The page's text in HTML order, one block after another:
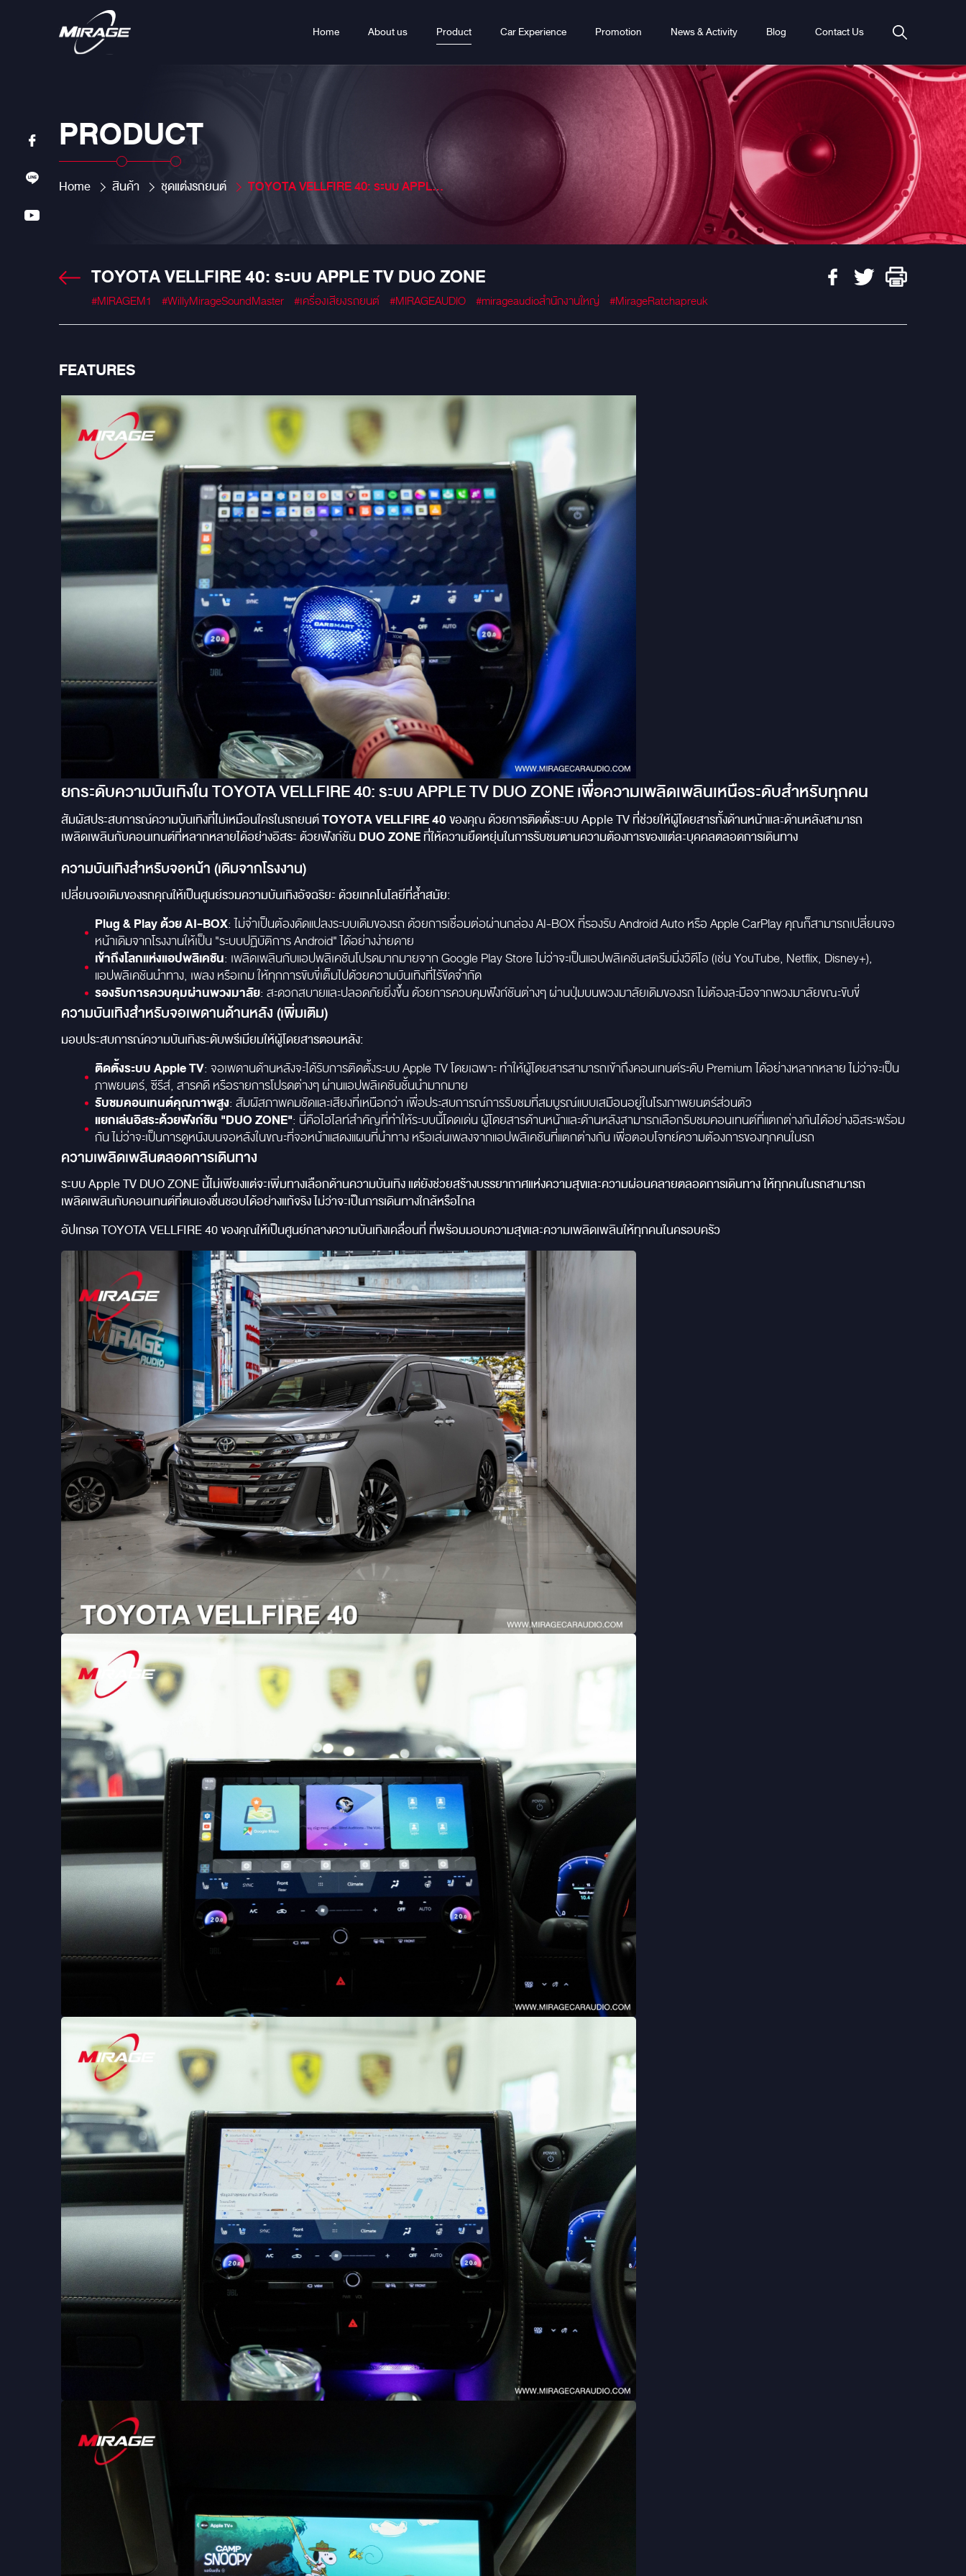
Home About us Product Car Experience Promotion News & Activity Blog Contact Us
PRODUCT
Home สินค้า ชุดแต่งรถยนต์ TOYOTA VELLFIRE 40: ระบบ APPLE TV DUO ZONE
TOYOTA VELLFIRE 40: ระบบ APPLE TV DUO ZONE
#MIRAGEM1 #WillyMirageSoundMaster #เครื่องเสียงรถยนต์ #MIRAGEAUDIO #mirageaudioสำนักงานใหญ่ #MirageRatchapreuk
FEATURES
ยกระดับความบันเทิงใน TOYOTA VELLFIRE 40: ระบบ APPLE TV DUO ZONE เพื่อความเพลิดเพลินเหนือระดับสำหรับทุกคน
สัมผัสประสบการณ์ความบันเทิงที่ไม่เหมือนใครในรถยนต์TOYOTA VELLFIRE 40ของคุณ ด้วยการติดตั้งระบบ Apple TV ที่ช่วยให้ผู้โดยสารทั้งด้านหน้าและด้านหลังสามารถ
เพลิดเพลินกับคอนเทนต์ที่หลากหลายได้อย่างอิสระ ด้วยฟังก์ชันDUO ZONEที่ให้ความยืดหยุ่นในการรับชมตามความต้องการของแต่ละบุคคลตลอดการเดินทาง
ความบันเทิงสำหรับจอหน้า (เดิมจากโรงงาน)
เปลี่ยนจอเดิมของรถคุณให้เป็นศูนย์รวมความบันเทิงอัจฉริยะ ด้วยเทคโนโลยีที่ล้ำสมัย:
Plug & Play ด้วย AI-BOX: ไม่จำเป็นต้องดัดแปลงระบบเดิมของรถ ด้วยการเชื่อมต่อผ่านกล่อง AI-BOX ที่รองรับ Android Auto หรือ Apple CarPlay คุณก็สามารถเปลี่ยนจอ
หน้าเดิมจากโรงงานให้เป็น "ระบบปฏิบัติการ Android" ได้อย่างง่ายดาย
เข้าถึงโลกแห่งแอปพลิเคชัน: เพลิดเพลินกับแอปพลิเคชันโปรดมากมายจาก Google Play Store ไม่ว่าจะเป็นแอปพลิเคชันสตรีมมิ่งวิดีโอ (เช่น YouTube, Netflix, Disney+),
แอปพลิเคชันนำทาง, เพลง หรือเกม ให้ทุกการขับขี่เต็มไปด้วยความบันเทิงที่ไร้ขีดจำกัด
รองรับการควบคุมผ่านพวงมาลัย: สะดวกสบายและปลอดภัยยิ่งขึ้น ด้วยการควบคุมฟังก์ชันต่างๆ ผ่านปุ่มบนพวงมาลัยเดิมของรถ ไม่ต้องละมือจากพวงมาลัยขณะขับขี่
ความบันเทิงสำหรับจอเพดานด้านหลัง (เพิ่มเติม)
มอบประสบการณ์ความบันเทิงระดับพรีเมียมให้ผู้โดยสารตอนหลัง:
ติดตั้งระบบ Apple TV: จอเพดานด้านหลังจะได้รับการติดตั้งระบบ Apple TV โดยเฉพาะ ทำให้ผู้โดยสารสามารถเข้าถึงคอนเทนต์ระดับ Premium ได้อย่างหลากหลาย ไม่ว่าจะเป็น
ภาพยนตร์, ซีรีส์, สารคดี หรือรายการโปรดต่างๆ ผ่านแอปพลิเคชันชั้นนำมากมาย
รับชมคอนเทนต์คุณภาพสูง: สัมผัสภาพคมชัดและเสียงที่เหนือกว่า เพื่อประสบการณ์การรับชมที่สมบูรณ์แบบเสมือนอยู่ในโรงภาพยนตร์ส่วนตัว
แยกเล่นอิสระด้วยฟังก์ชัน "DUO ZONE": นี่คือไฮไลท์สำคัญที่ทำให้ระบบนี้โดดเด่น ผู้โดยสารด้านหน้าและด้านหลังสามารถเลือกรับชมคอนเทนต์ที่แตกต่างกันได้อย่างอิสระพร้อม
กัน ไม่ว่าจะเป็นการดูหนังบนจอหลังในขณะที่จอหน้าแสดงแผนที่นำทาง หรือเล่นเพลงจากแอปพลิเคชันที่แตกต่างกัน เพื่อตอบโจทย์ความต้องการของทุกคนในรถ
ความเพลิดเพลินตลอดการเดินทาง
ระบบ Apple TV DUO ZONE นี้ไม่เพียงแต่จะเพิ่มทางเลือกด้านความบันเทิง แต่ยังช่วยสร้างบรรยากาศแห่งความสุขและความผ่อนคลายตลอดการเดินทาง ให้ทุกคนในรถสามารถ
เพลิดเพลินกับคอนเทนต์ที่ตนเองชื่นชอบได้อย่างแท้จริง ไม่ว่าจะเป็นการเดินทางใกล้หรือไกล
อัปเกรด TOYOTA VELLFIRE 40 ของคุณให้เป็นศูนย์กลางความบันเทิงเคลื่อนที่ ที่พร้อมมอบความสุขและความเพลิดเพลินให้ทุกคนในครอบครัว